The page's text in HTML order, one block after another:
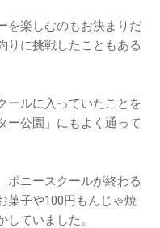
を楽しむのもお決まりだ
りに挑戦したこともある
ールに入っていたことを
ー公園」にもよく通って
ポニースクールが終わる
菓子や100円もんじゃ焼
ていました。